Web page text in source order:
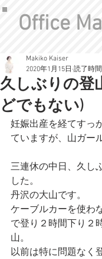
Office
久しぶりの登
どでもない)
Makiko Kaiser
2020年1月15日 読了時
妊娠出産を経てすっ
ていますが、山ガー
三連休の中日、久し
した。
丹沢の大山です。
ケーブルカーを使わ
で登り２時間下り２
山。
以前は特に問題なく